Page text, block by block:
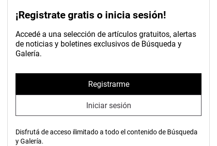
¡Registrate gratis o inicia sesión!
Accedé a una selección de artículos gratuitos, alertas
de noticias y boletines exclusivos de Búsqueda y
Galería.
Registrarme
Iniciar sesión
Disfrutá de acceso ilimitado a todo el contenido de Búsqueda
y Galería.